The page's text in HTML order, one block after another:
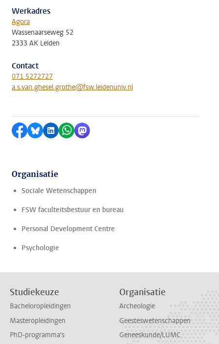
Werkadres
Agora
Wassenaarseweg 52
2333 AK Leiden
Contact
071 5272727
a.s.van.ghesel.grothe@fsw.leidenuniv.nl
Delen op Facebook
Delen via Bluesky
Delen op LinkedIn
Delen via WhatsApp
Delen via Mastodon
Organisatie
Sociale Wetenschappen
FSW faculteitsbestuur en bureau
Personal Development Centre
Psychologie
Studiekeuze
Bacheloropleidingen
Masteropleidingen
PhD-programma's
Organisatie
Archeologie
Geesteswetenschappen
Geneeskunde/LUMC